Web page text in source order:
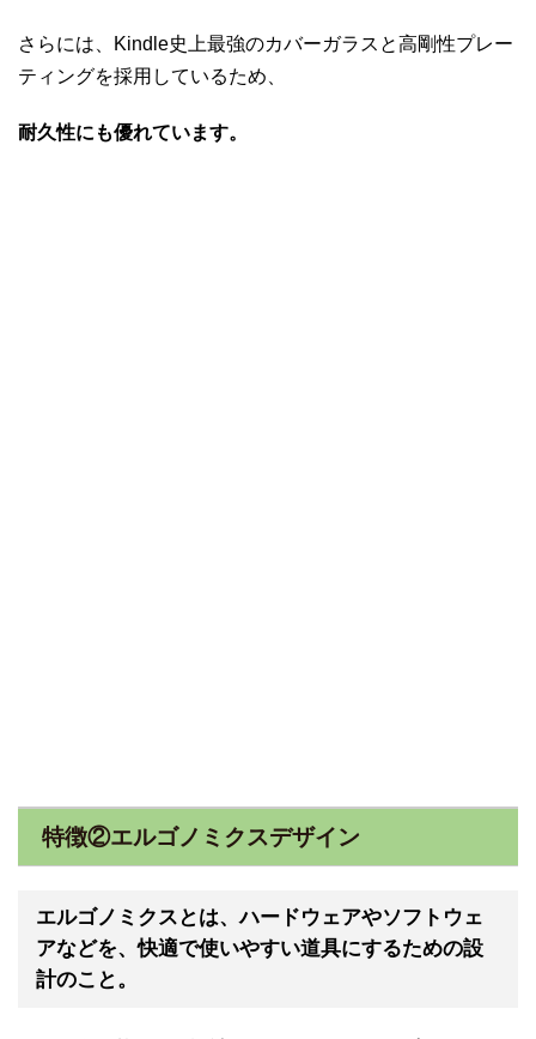
さらには、Kindle史上最強のカバーガラスと高剛性プレー
ティングを採用しているため、
耐久性にも優れています。
特徴②エルゴノミクスデザイン
エルゴノミクス とは、ハードウェアやソフトウェ
アなどを、快適で使いやすい道具にするための設
計のこと。